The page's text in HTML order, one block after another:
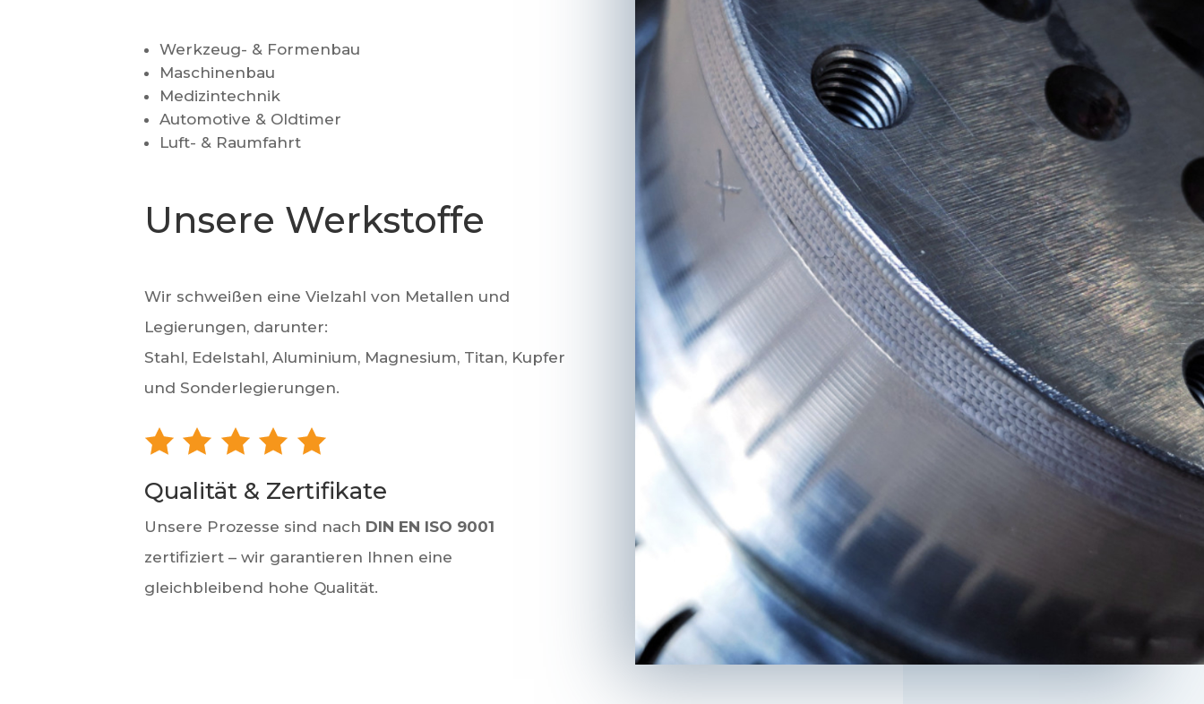
Werkzeug- & Formenbau
Maschinenbau
Medizintechnik
Automotive & Oldtimer
Luft- & Raumfahrt
Unsere Werkstoffe
Wir schweißen eine Vielzahl von Metallen und
Legierungen, darunter:
Stahl, Edelstahl, Aluminium, Magnesium, Titan, Kupfer
und Sonderlegierungen.
Qualität & Zertifikate
Unsere Prozesse sind nach DIN EN ISO 9001
zertifiziert – wir garantieren Ihnen eine
gleichbleibend hohe Qualität.